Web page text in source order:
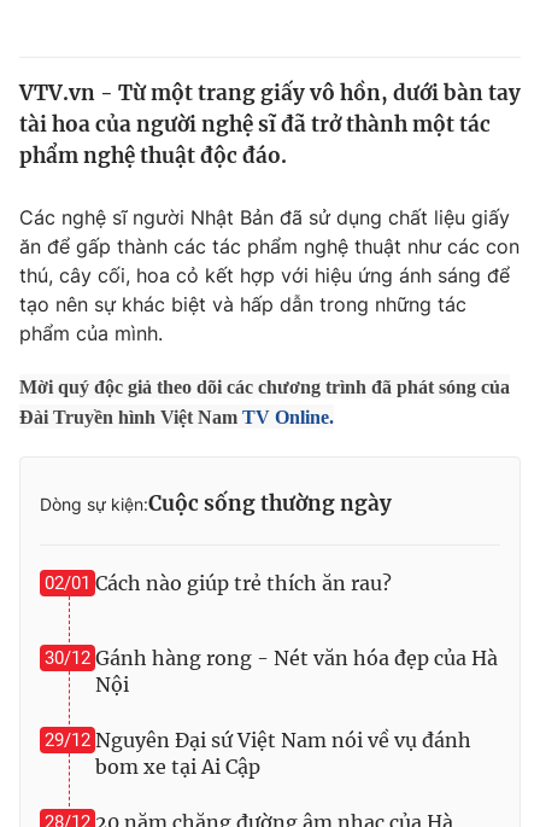
Thế giới
Thế giới đó đây
Câu chuyện quốc tế
Kinh tế
Tài chính
Thị trường
Dữ liệu và đời sống
Phim VTV
Nhân vật
Giải sao mai
Giải trí
Sao
Đời sống
Làm đẹp
Chất lượng cuộc sống
Giáo dục
Tuyển sinh
Học trực tuyến
Công nghệ
Hitech Công nghệ tương lai
Sản phẩm
Thị trường
Giao lưu trực tuyến
Lịch phát sóng
VTV.vn - Từ một trang giấy vô hồn, dưới bàn tay
tài hoa của người nghệ sĩ đã trở thành một tác
phẩm nghệ thuật độc đáo.
Các nghệ sĩ người Nhật Bản đã sử dụng chất liệu giấy
ăn để gấp thành các tác phẩm nghệ thuật như các con
thú, cây cối, hoa cỏ kết hợp với hiệu ứng ánh sáng để
tạo nên sự khác biệt và hấp dẫn trong những tác
phẩm của mình.
Mời quý độc giả theo dõi các chương trình đã phát sóng của
Đài Truyền hình Việt Nam TV Online.
Dòng sự kiện:Cuộc sống thường ngày
02/01 Cách nào giúp trẻ thích ăn rau?
30/12 Gánh hàng rong - Nét văn hóa đẹp của Hà
Nội
29/12 Nguyên Đại sứ Việt Nam nói về vụ đánh
bom xe tại Ai Cập
28/12 20 năm chặng đường âm nhạc của Hà